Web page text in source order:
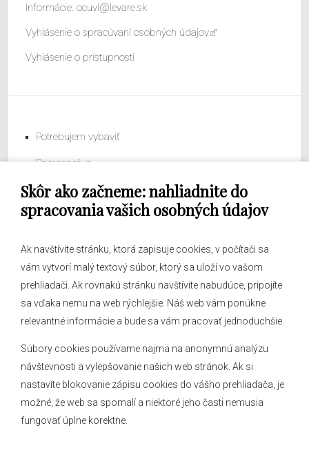
Skôr ako začneme: nahliadnite do
spracovania vašich osobných údajov
Ak navštívite stránku, ktorá zapisuje cookies, v počítači sa
vám vytvorí malý textový súbor, ktorý sa uloží vo vašom
prehliadači. Ak rovnakú stránku navštívite nabudúce, pripojíte
sa vďaka nemu na web rýchlejšie. Náš web vám ponúkne
relevantné informácie a bude sa vám pracovať jednoduchšie.
Súbory cookies používame najmä na anonymnú analýzu
návštevnosti a vylepšovanie našich web stránok. Ak si
nastavíte blokovanie zápisu cookies do vášho prehliadača, je
možné, že web sa spomalí a niektoré jeho časti nemusia
fungovať úplne korektne.
Informácie: ocuvl@levare.sk
Vyhlásenie o spracúvaní osobných údajov
Vyhlásenie o prístupnosti
Potrebujem vybaviť
Samospráva
Obecný úrad
O obci
Hlásenia obecného rozhlasu
Kontakt
Mapa stránok